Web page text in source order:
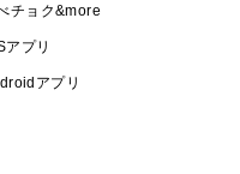
チョク&more
アプリ
アプリ